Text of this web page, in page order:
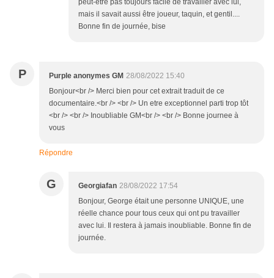
peut-être pas toujours facile de travailler avec lui,
mais il savait aussi être joueur, taquin, et gentil....
Bonne fin de journée, bise
P Purple anonymes GM 28/08/2022 15:40
Bonjour<br /> Merci bien pour cet extrait traduit de ce
documentaire.<br /> <br /> Un etre exceptionnel parti trop tôt
<br /> <br /> Inoubliable GM<br /> <br /> Bonne journee à
vous
Répondre
G Georgiafan 28/08/2022 17:54
Bonjour, George était une personne UNIQUE, une
réelle chance pour tous ceux qui ont pu travailler
avec lui. Il restera à jamais inoubliable. Bonne fin de
journée.